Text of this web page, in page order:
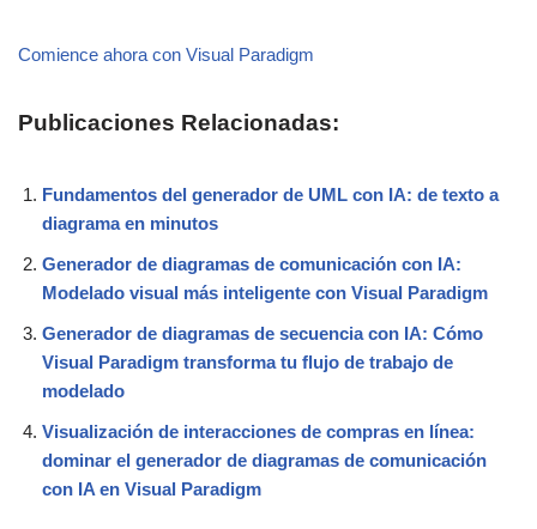
Comience ahora con Visual Paradigm
Publicaciones Relacionadas:
Fundamentos del generador de UML con IA: de texto a
diagrama en minutos
Generador de diagramas de comunicación con IA:
Modelado visual más inteligente con Visual Paradigm
Generador de diagramas de secuencia con IA: Cómo
Visual Paradigm transforma tu flujo de trabajo de
modelado
Visualización de interacciones de compras en línea:
dominar el generador de diagramas de comunicación
con IA en Visual Paradigm